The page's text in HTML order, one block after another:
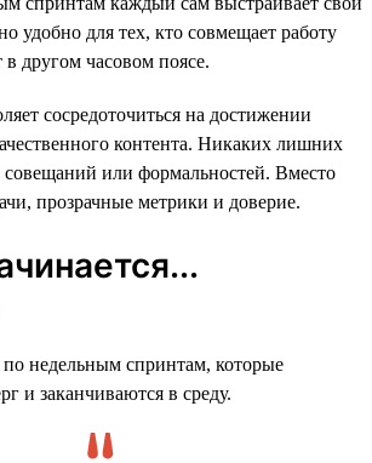
удобно для тех, кто совмещает работу
другом часовом поясе.
сосредоточиться на достижении
контента. Никаких лишних
или формальностей. Вместо
прозрачные метрики и доверие.
недельным спринтам, которые
и заканчиваются в среду.